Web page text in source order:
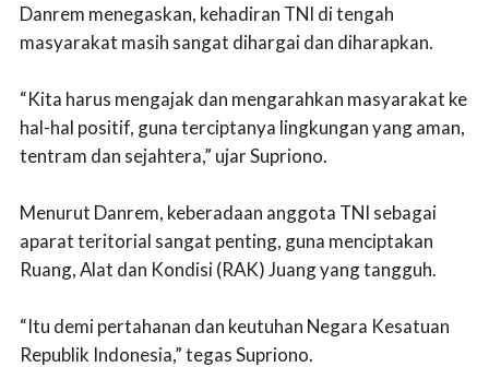
Danrem menegaskan, kehadiran TNI di tengah
masyarakat masih sangat dihargai dan diharapkan.
“Kita harus mengajak dan mengarahkan masyarakat ke
hal-hal positif, guna terciptanya lingkungan yang aman,
tentram dan sejahtera,” ujar Supriono.
Menurut Danrem, keberadaan anggota TNI sebagai
aparat teritorial sangat penting, guna menciptakan
Ruang, Alat dan Kondisi (RAK) Juang yang tangguh.
“Itu demi pertahanan dan keutuhan Negara Kesatuan
Republik Indonesia,” tegas Supriono.